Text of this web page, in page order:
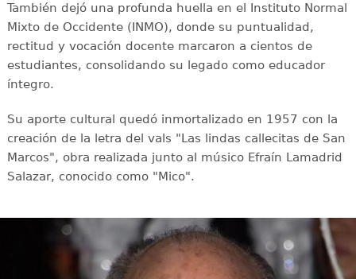
También dejó una profunda huella en el Instituto Normal
Mixto de Occidente (INMO), donde su puntualidad,
rectitud y vocación docente marcaron a cientos de
estudiantes, consolidando su legado como educador
íntegro.
Su aporte cultural quedó inmortalizado en 1957 con la
creación de la letra del vals "Las lindas callecitas de San
Marcos", obra realizada junto al músico Efraín Lamadrid
Salazar, conocido como "Mico".